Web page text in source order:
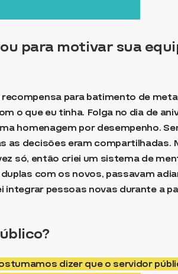
para motivar sua
para batimento de
o que eu tinha. Folga no dia de
homenagem por desempenho.
as decisões eram compartilhadas.
só, então criei um sistema de
com os novos, passavam
pessoas novas durante a
dizer que o servidor